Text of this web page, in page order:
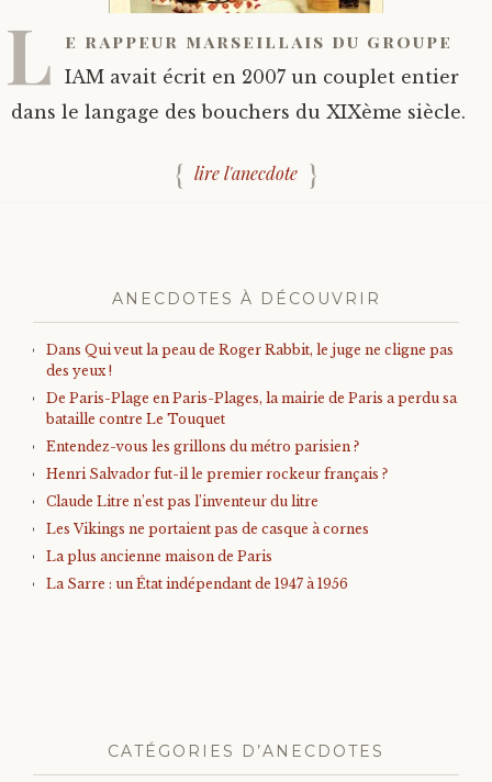
L e rappeur marseillais du groupe
IAM avait écrit en 2007 un couplet entier
dans le langage des bouchers du XIXème siècle.
lire l'anecdote
ANECDOTES À DÉCOUVRIR
Dans Qui veut la peau de Roger Rabbit, le juge ne cligne pas
des yeux !
De Paris-Plage en Paris-Plages, la mairie de Paris a perdu sa
bataille contre Le Touquet
Entendez-vous les grillons du métro parisien ?
Henri Salvador fut-il le premier rockeur français ?
Claude Litre n’est pas l’inventeur du litre
Les Vikings ne portaient pas de casque à cornes
La plus ancienne maison de Paris
La Sarre : un État indépendant de 1947 à 1956
CATÉGORIES D’ANECDOTES